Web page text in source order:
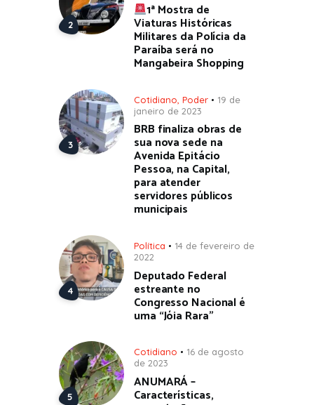
1ª Mostra de
Viaturas Históricas
Militares da Polícia da
Paraíba será no
Mangabeira Shopping
Cotidiano Poder
19 de
janeiro de 2023
BRB finaliza obras de
sua nova sede na
Avenida Epitácio
Pessoa, na Capital,
para atender
servidores públicos
municipais
Política
14 de fevereiro de
2022
Deputado Federal
estreante no
Congresso Nacional é
uma “Jóia Rara”
Cotidiano
16 de agosto
de 2023
ANUMARÁ –
Características,